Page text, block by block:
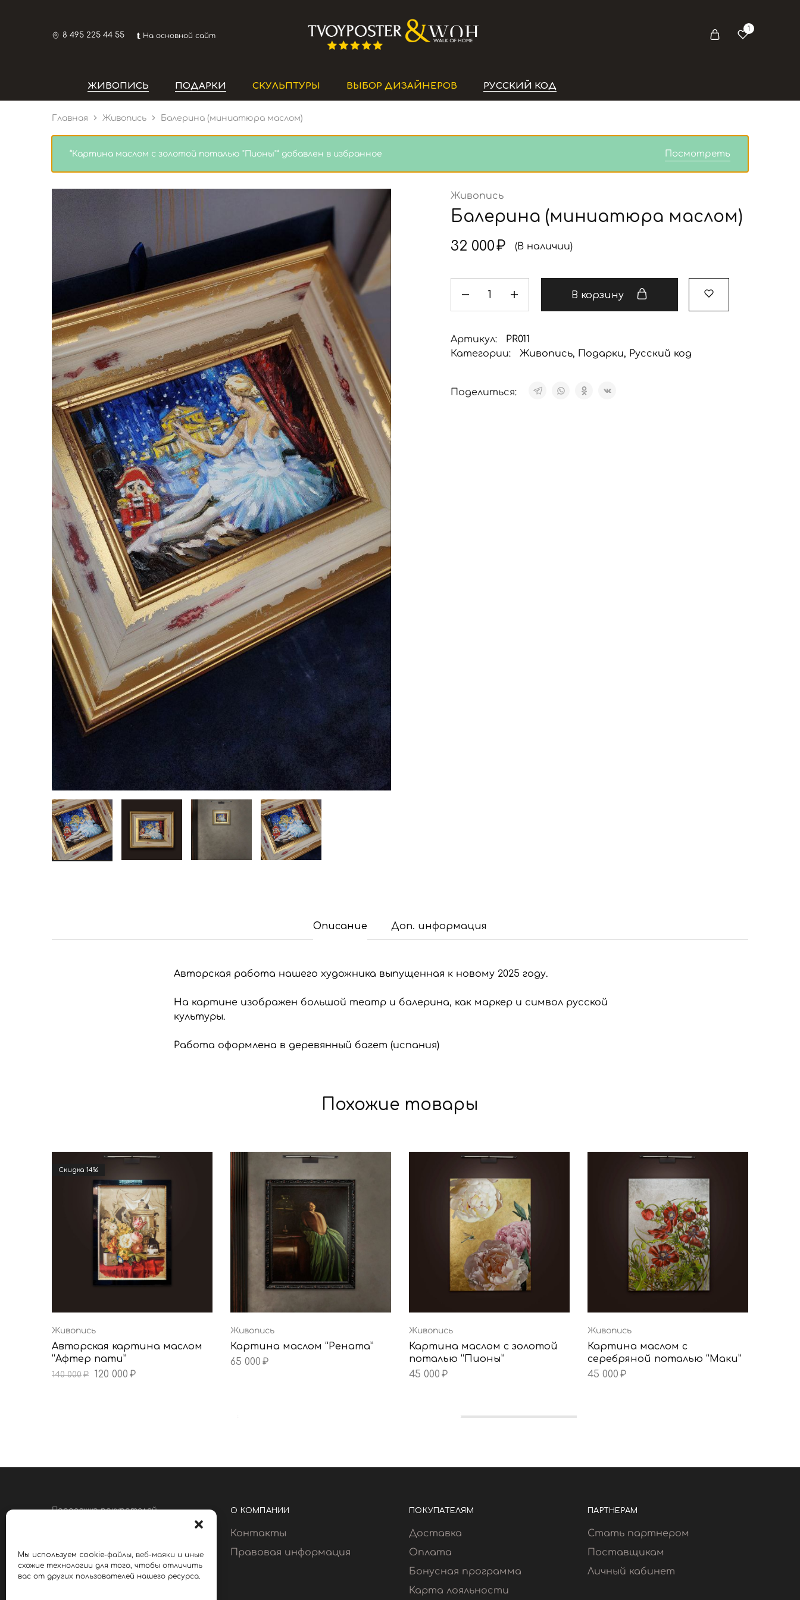
Мы используем cookie-файлы, веб-маяки и иные
схожие технологии для того, чтобы отличить
вас от других пользователей нашего ресурса.
8 495 225 44 55 ⮬ На основной сайт
Премиальные
постеры
Интернет-
магазин
1
ЖИВОПИСЬ ПОДАРКИ СКУЛЬПТУРЫ ВЫБОР ДИЗАЙНЕРОВ РУССКИЙ КОД
Главная Живопись Балерина (миниатюра маслом)
Посмотреть
“Картина маслом с золотой поталью "Пионы"” добавлен в избранное
Живопись
Балерина (миниатюра маслом)
32 000₽ (В наличии)
В корзину
Артикул:
PR011
Категории:
Живопись, Подарки, Русский код
Поделиться:
Описание Доп. информация
Авторская работа нашего художника выпущенная к новому 2025 году.
На картине изображен большой театр и балерина, как маркер и символ русской
культуры.
Работа оформлена в деревянный багет (испания)
Похожие товары
Cкидка 14%
Живопись
Авторская картина маслом
“Афтер пати”
140 000 ₽ 120 000 ₽
Живопись
Картина маслом “Рената”
65 000 ₽
Живопись
Картина маслом с золотой
поталью “Пионы”
45 000 ₽
Живопись
Картина маслом с
серебряной поталью “Маки”
45 000 ₽
Поддержка покупателей
Мы принимаем
О КОМПАНИИ
Контакты
Правовая информация
ПОКУПАТЕЛЯМ
Доставка
Оплата
Бонусная программа
Карта лояльности
ПАРТНЕРАМ
Стать партнером
Поставщикам
Личный кабинет